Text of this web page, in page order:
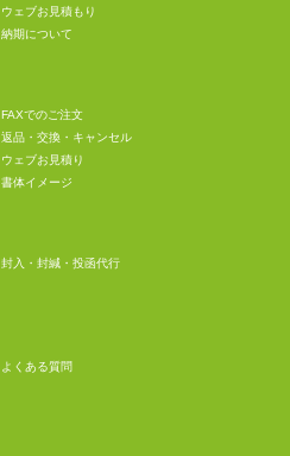
ウェブお見積もり
納期について
FAXでのご注文
返品・交換・キャンセル
ウェブお見積り
書体イメージ
封入・封緘・投函代行
よくある質問